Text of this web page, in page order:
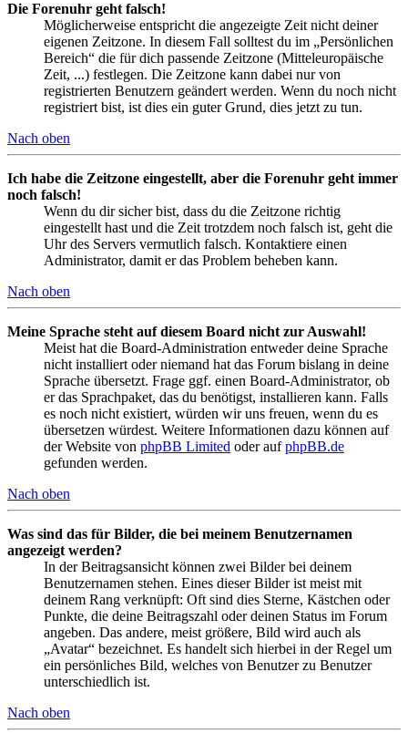
Die Forenuhr geht falsch!
Möglicherweise entspricht die angezeigte Zeit nicht deiner
eigenen Zeitzone. In diesem Fall solltest du im „Persönlichen
Bereich“ die für dich passende Zeitzone (Mitteleuropäische
Zeit, ...) festlegen. Die Zeitzone kann dabei nur von
registrierten Benutzern geändert werden. Wenn du noch nicht
registriert bist, ist dies ein guter Grund, dies jetzt zu tun.
Nach oben
Ich habe die Zeitzone eingestellt, aber die Forenuhr geht immer
noch falsch!
Wenn du dir sicher bist, dass du die Zeitzone richtig
eingestellt hast und die Zeit trotzdem noch falsch ist, geht die
Uhr des Servers vermutlich falsch. Kontaktiere einen
Administrator, damit er das Problem beheben kann.
Nach oben
Meine Sprache steht auf diesem Board nicht zur Auswahl!
Meist hat die Board-Administration entweder deine Sprache
nicht installiert oder niemand hat das Forum bislang in deine
Sprache übersetzt. Frage ggf. einen Board-Administrator, ob
er das Sprachpaket, das du benötigst, installieren kann. Falls
es noch nicht existiert, würden wir uns freuen, wenn du es
übersetzen würdest. Weitere Informationen dazu können auf
der Website von phpBB Limited oder aufphpBB.de
gefunden werden.
Nach oben
Was sind das für Bilder, die bei meinem Benutzernamen
angezeigt werden?
In der Beitragsansicht können zwei Bilder bei deinem
Benutzernamen stehen. Eines dieser Bilder ist meist mit
deinem Rang verknüpft: Oft sind dies Sterne, Kästchen oder
Punkte, die deine Beitragszahl oder deinen Status im Forum
angeben. Das andere, meist größere, Bild wird auch als
„Avatar“ bezeichnet. Es handelt sich hierbei in der Regel um
ein persönliches Bild, welches von Benutzer zu Benutzer
unterschiedlich ist.
Nach oben